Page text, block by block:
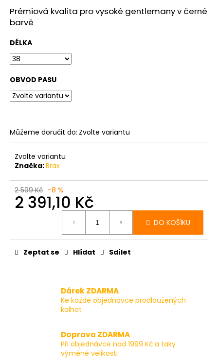
Prémiová kvalita pro vysoké gentlemany v černé
barvě
DÉLKA
OBVOD PASU
Můžeme doručit do: Zvolte variantu
Zvolte variantu
Značka:Brax
2 599 Kč –8 %
2 391,10 Kč
DO KOŠÍKU
Zeptat se Hlídat Sdílet
Dárek ZDARMA
Ke každé objednávce prodloužených
kalhot
Doprava ZDARMA
Při objednávce nad 1999 Kč a taky
výměně velikosti
u
j
m
e
PÁNSKÉ
ŠEDÉ
DŽÍNY
SMOKE,
PRODLOUŽENÉ
399
Kč